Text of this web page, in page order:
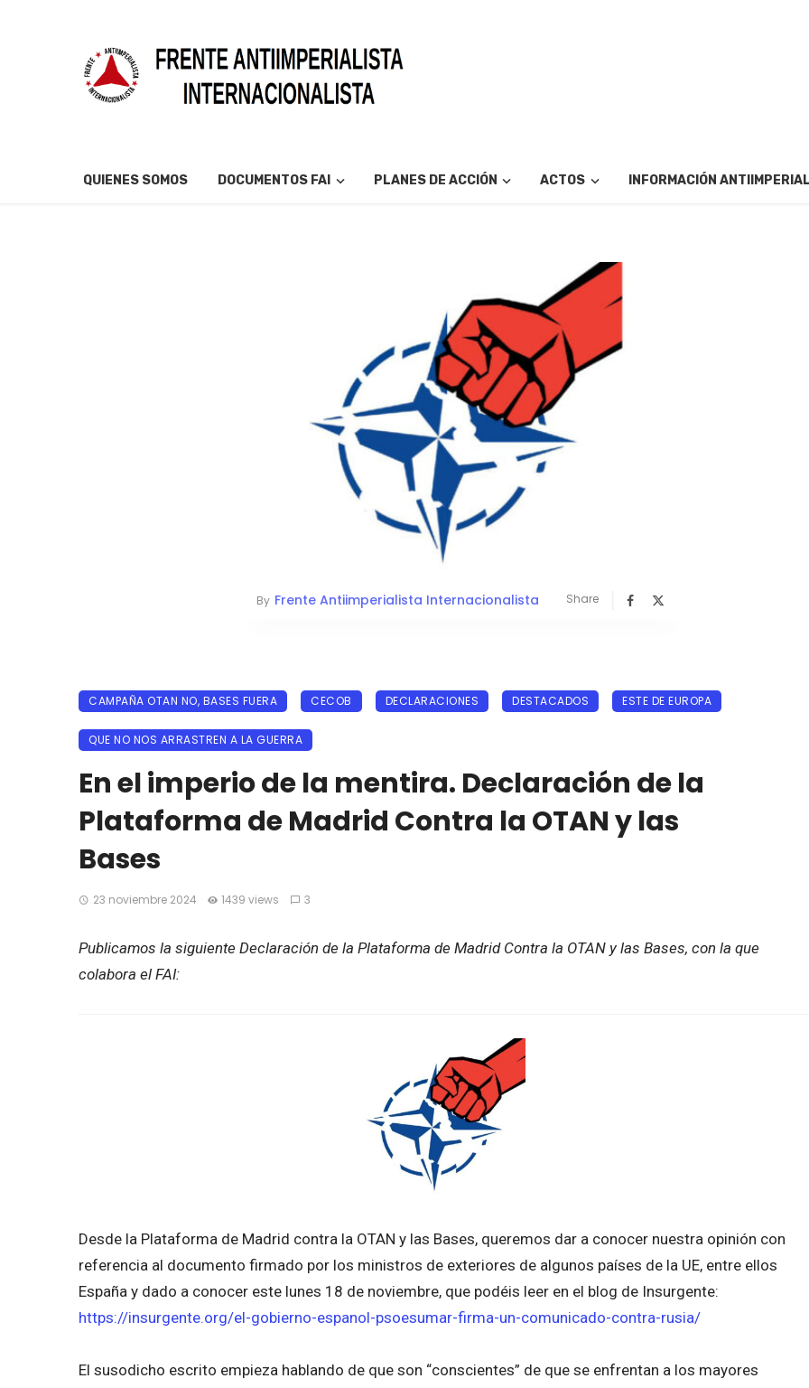
QUIENES SOMOS DOCUMENTOS FAI PLANES DE ACCIÓN ACTOS INFORMACIÓN
By Frente Antiimperialista Internacionalista Share
CAMPAÑA OTAN NO, BASES FUERA CECOB DECLARACIONES DESTACADOS ESTE DE EUROPA
QUE NO NOS ARRASTREN A LA GUERRA
En el imperio de la mentira. Declaración de la
Plataforma de Madrid Contra la OTAN y las
Bases
23 noviembre 2024 1439 views 3
Publicamos la siguiente Declaración de la Plataforma de Madrid Contra la OTAN y las Bases, con la que
colabora el FAI:
Desde la Plataforma de Madrid contra la OTAN y las Bases, queremos dar a conocer nuestra opinión con
referencia al documento firmado por los ministros de exteriores de algunos países de la UE, entre ellos
España y dado a conocer este lunes 18 de noviembre, que podéis leer en el blog de Insurgente:
https://insurgente.org/el-gobierno-espanol-psoesumar-firma-un-comunicado-contra-rusia/
El susodicho escrito empieza hablando de que son “conscientes” de que se enfrentan a los mayores